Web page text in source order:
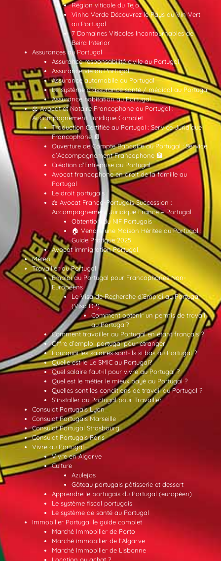
Région viticole du Tejo
Vinho Verde Découvrez le Pays du Vin Vert
au Portugal
7 Domaines Viticoles Incontournables de
Beira Interior
Assurances au Portugal
Assurance responsabilité civile au Portugal
Assurance vie au Portugal
Assurance automobile au Portugal
Le système d’assurance santé / médical au Portugal
Assurance habitation au Portugal
⚖️ Avocat et Notaire Francophone au Portugal :
Accompagnement Juridique Complet
Traduction Certifiée au Portugal : Service Juridique
Francophone 📄
Ouverture de Compte Bancaire au Portugal : Service
d’Accompagnement Francophone 🏦
Création d’Entreprise au Portugal
Avocat francophone en droit de la famille au
Portugal
Le droit portugais
⚖️ Avocat Franco-Portugais Succession :
Accompagnement Juridique France – Portugal
Obtention du NIF Portugais
🏠 Vendre une Maison Héritée au Portugal :
Guide Pratique 2025
Avocat immigration Portugal
Météo
Travailler au Portugal
Emploi au Portugal pour Francophones Non-
Européens
Le Visa de Recherche d’Emploi au Portugal
(Visa DP)
Comment obtenir un permis de travail
au Portugal?
Comment travailler au Portugal en étant français ?
Offre d’emploi portugal pour etranger
Pourquoi les salaires sont-ils si bas au Portugal ?
Quelle est le Le SMIC au Portugal?
Quel salaire faut-il pour vivre au Portugal ?
Quel est le métier le mieux payé au Portugal ?
Quelles sont les conditions de travail au Portugal ?
S’installer au Portugal pour Travailler
Consulat Portugais Lyon
Consulat Portugais Marseille
Consulat Portugal Strasbourg
Consulat Portugais Paris
Vivre au Portugal
Vivre en Algarve
Culture
Azulejos
Gâteau portugais pâtisserie et dessert
Apprendre le portugais du Portugal (européen)
Le système fiscal portugais
Le système de santé au Portugal
Immobilier Portugal le guide complet
Marché Immobilier de Porto
Marché immobilier de l’Algarve
Marché Immobilier de Lisbonne